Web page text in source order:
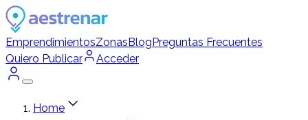
EmprendimientosZonasBlogPreguntas Frecuentes
Quiero Publicar
Acceder
Home